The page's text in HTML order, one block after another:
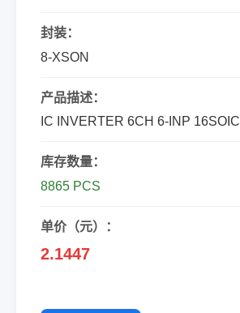
封装：
8-XSON
产品描述：
IC INVERTER 6CH 6-INP 16SOIC
库存数量：
8865 PCS
单价（元）：
2.1447